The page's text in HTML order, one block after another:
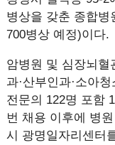
병상을 갖춘 종합병
700병상 예정)이다.
암병원 및 심장뇌혈
과·산부인과·소아
전문의 122명 포함
번 채용 이후에 병
시 광명일자리센터